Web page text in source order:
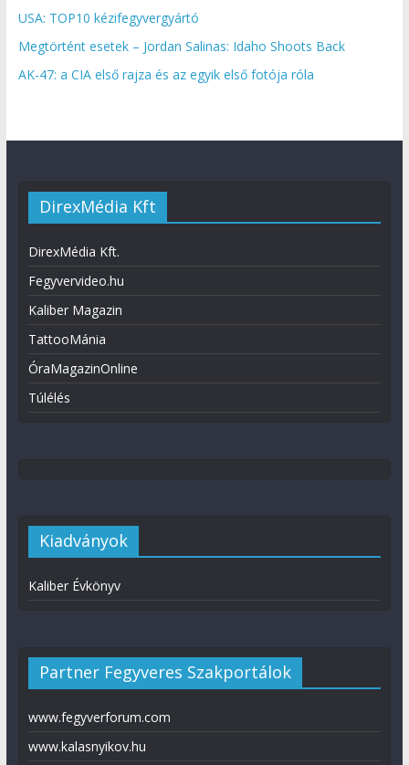
USA: TOP10 kézifegyvergyártó
Megtörtént esetek – Jordan Salinas: Idaho Shoots Back
AK-47: a CIA első rajza és az egyik első fotója róla
DirexMédia Kft
DirexMédia Kft.
Fegyvervideo.hu
Kaliber Magazin
TattooMánia
ÓraMagazinOnline
Túlélés
Kiadványok
Kaliber Évkönyv
Partner Fegyveres Szakportálok
www.fegyverforum.com
www.kalasnyikov.hu